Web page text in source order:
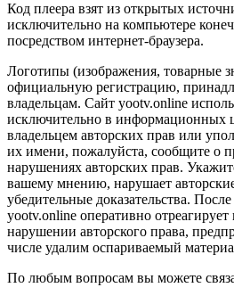
Код плеера взят из открытых
исключительно на компьютере
посредством интернет-браузера.
Логотипы (изображения, товарные
официальную регистрацию,
владельцам. Сайт yootv.online
исключительно в информационных
владельцем авторских прав или
их имени, пожалуйста, сообщите о
нарушениях авторских прав.
вашему мнению, нарушает
убедительные доказательства.
yootv.online оперативно отреагирует
нарушении авторского права,
числе удалим оспариваемый
По любым вопросам вы можете